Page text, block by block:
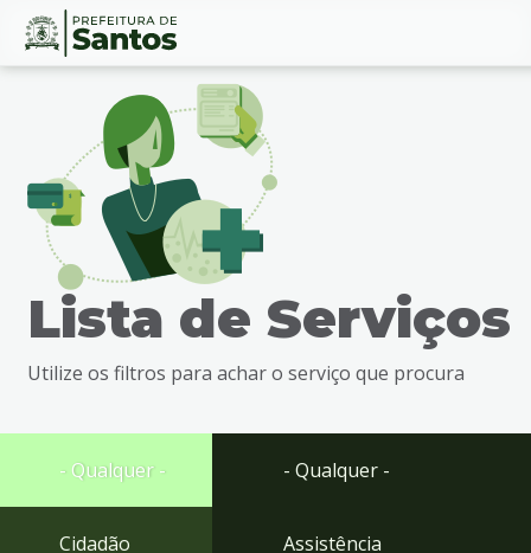
Ir
busca
Ir
rodapé
Conteúdo
Lista de Serviços
Utilize os filtros para achar o serviço que procura
- Qualquer -
Cidadão
- Qualquer -
Assistência